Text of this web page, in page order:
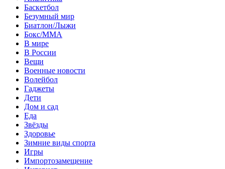
Баскетбол
Безумный мир
Биатлон/Лыжи
Бокс/MMA
В мире
В России
Вещи
Военные новости
Волейбол
Гаджеты
Дети
Дом и сад
Еда
Звёзды
Здоровье
Зимние виды спорта
Игры
Импортозамещение